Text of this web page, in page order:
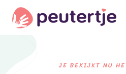
JE BEKIJKT NU